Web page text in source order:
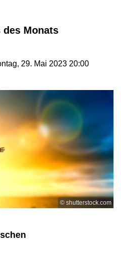
des Monats
29. Mai 2023 20:00
© shutterstock.com